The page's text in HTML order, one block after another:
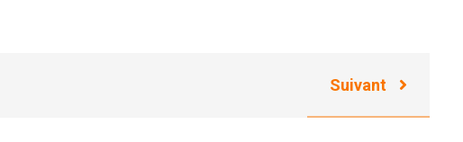
Suivant